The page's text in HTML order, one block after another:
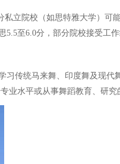
立院校（如思特雅大学）可
至6.0分，部分院校接受工作
传统马来舞、印度舞及现代
业水平或从事舞蹈教育、研究